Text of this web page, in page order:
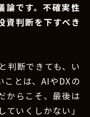
論です。不確実性
資判断を下すべき
判断できても、い
ことは、AIやDXの
からこそ、最後は
ていくしかない」